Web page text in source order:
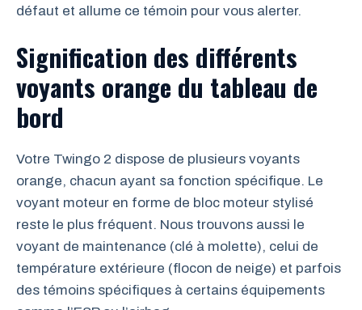
défaut et allume ce témoin pour vous alerter.
Signification des différents
voyants orange du tableau de
bord
Votre Twingo 2 dispose de plusieurs voyants
orange, chacun ayant sa fonction spécifique. Le
voyant moteur en forme de bloc moteur stylisé
reste le plus fréquent. Nous trouvons aussi le
voyant de maintenance (clé à molette), celui de
température extérieure (flocon de neige) et parfois
des témoins spécifiques à certains équipements